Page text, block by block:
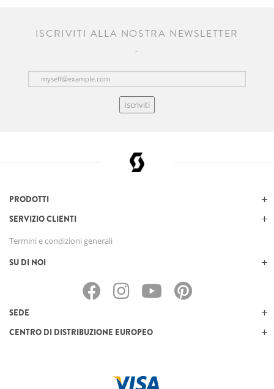
ISCRIVITI ALLA NOSTRA NEWSLETTER
Iscriviti
PRODOTTI
SERVIZIO CLIENTI
Termini e condizioni generali
SU DI NOI
SEDE
CENTRO DI DISTRIBUZIONE EUROPEO